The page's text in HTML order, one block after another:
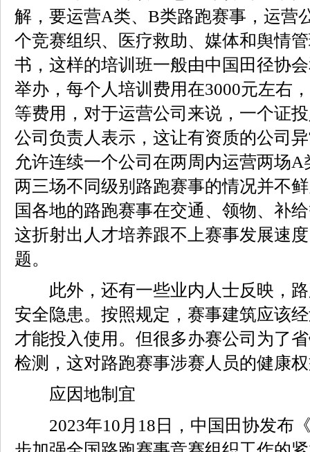
解，要运营A类、B类路跑赛事，运营
个竞赛组织、医疗救助、媒体和舆情
书，这样的培训班一般由中国田径协
举办，每个人培训费用在3000元左右
等费用，对于运营公司来说，一个证
公司负责人表示，这让有资质的公司
允许连续一个公司在两周内运营两场
两三场不同级别路跑赛事的情况并不
国各地的路跑赛事在交通、领物、补
这折射出人才培养跟不上赛事发展速
题。
此外，还有一些业内人士反映，路
安全隐患。按照规定，赛事建筑应该
才能投入使用。但很多办赛公司为了
检测，这对路跑赛事涉赛人员的健康
应因地制宜
2023年10月18日，中国田协发布